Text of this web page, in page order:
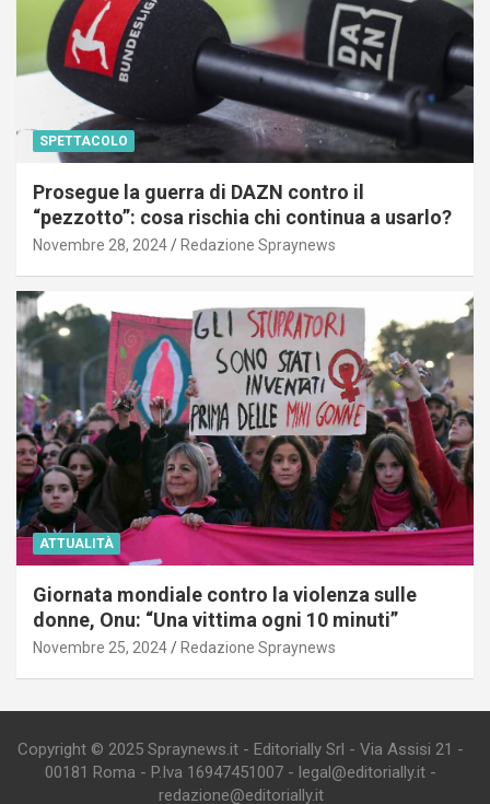
SPETTACOLO
Prosegue la guerra di DAZN contro il
“pezzotto”: cosa rischia chi continua a usarlo?
Novembre 28, 2024 Redazione Spraynews
ATTUALITÀ
Giornata mondiale contro la violenza sulle
donne, Onu: “Una vittima ogni 10 minuti”
Novembre 25, 2024 Redazione Spraynews
Copyright © 2025 Spraynews.it - Editorially Srl - Via Assisi 21 -
00181 Roma - P.Iva 16947451007 - legal@editorially.it -
redazione@editorially.it